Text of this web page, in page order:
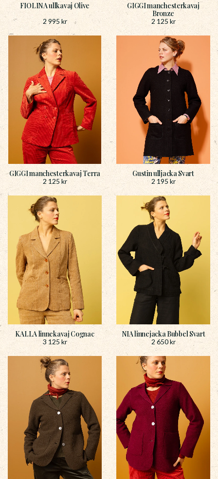
FIOLINA ullkavaj Olive
2 995 kr
GIGGI manchesterkavaj
Bronze
2 125 kr
GIGGI manchesterkavaj Terra
2 125kr
Gustin ulljacka Svart
2 195 kr
KALLA linnekavaj Cognac
3 125 kr
NIA linnejacka Bubbel Svart
2 650kr